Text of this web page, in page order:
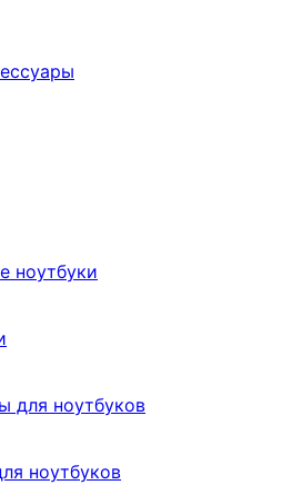
ноутбуки
для ноутбуков
ноутбуков